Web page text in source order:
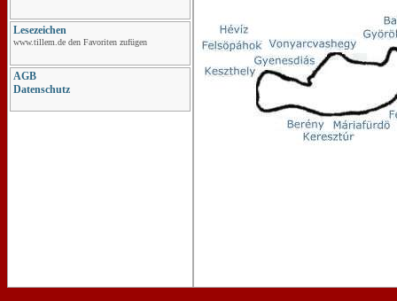
Lesezeichen
www.tillem.de den Favoriten zufügen
AGB
Datenschutz